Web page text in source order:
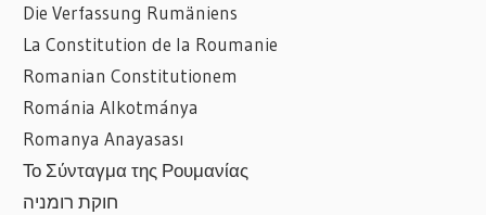
Die Verfassung Rumäniens
La Constitution de la Roumanie
Romanian Constitutionem
Románia Alkotmánya
Romanya Anayasası
Το Σύνταγμα της Ρουμανίας
חוקת רומניה